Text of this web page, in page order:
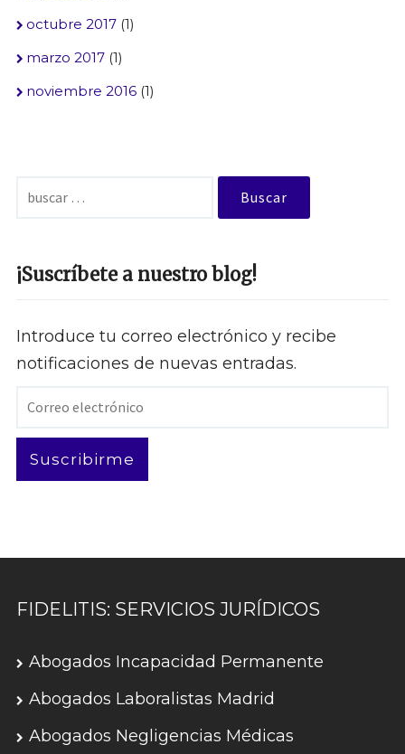
octubre 2017(1)
marzo 2017(1)
noviembre 2016(1)
¡Suscríbete a nuestro blog!
Introduce tu correo electrónico y recibe
notificaciones de nuevas entradas.
Correo
Suscribirme
FIDELITIS: SERVICIOS JURÍDICOS
Abogados Incapacidad Permanente
Abogados Laboralistas Madrid
Abogados Negligencias Médicas